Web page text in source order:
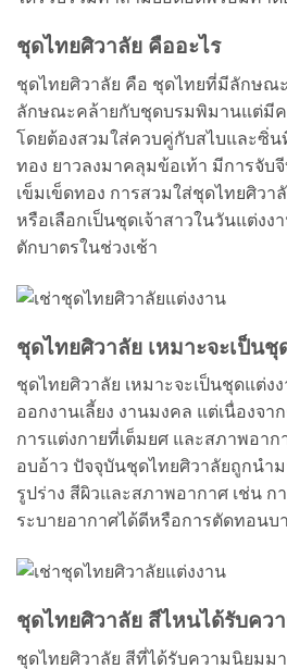
ชุดไทยศิวาลัย คืออะไร
ชุดไทยศิวาลัย คือ ชุดไทยที่มีลักษณ
ลักษณะคล้ายกับชุดบรมพิมานแต่มีค
โดยต้องสวมใส่ควบคู่กับสไบและซิ่น
ทอง ยาวลงมาคลุมข้อเท้า มีการจับ
เข็มเข็ดทอง การสวมใส่ชุดไทยศิวา
หรือเลือกเป็นชุดเจ้าสาวในวันแต่งง
ตักบาตรในช่วงเช้า
ชุดไทยศิวาลัย เหมาะจะเป็นชุ
ชุดไทยศิวาลัย เหมาะจะเป็นชุดแต่ง
ออกงานเลี้ยง งานมงคล แต่เนื่องจ
การแต่งกายที่เต็มยศ และสภาพอาก
อบอ้าว ปัจจุบันชุดไทยศิวาลัยถูกนำ
รูปร่าง สีผิวและสภาพอากาศ เช่น ก
ระบายอากาศได้ดีหรือการตัดทอนบ
ชุดไทยศิวาลัย สีไหนได้รับคว
ชุดไทยศิวาลัย สีที่ได้รับความนิยมม